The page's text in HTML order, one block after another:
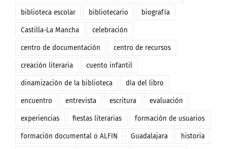
biblioteca escolar bibliotecario biografía
Castilla-La Mancha celebración
centro de documentación centro de recursos
creación literaria cuento infantil
dinamización de la biblioteca día del libro
encuentro entrevista escritura evaluación
experiencias fiestas literarias formación de usuarios
formación documental o ALFIN Guadalajara historia